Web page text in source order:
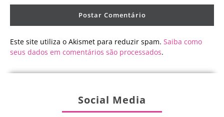
Este site utiliza o Akismet para reduzir spam. Saiba como
seus dados em comentários são processados.
Social Media